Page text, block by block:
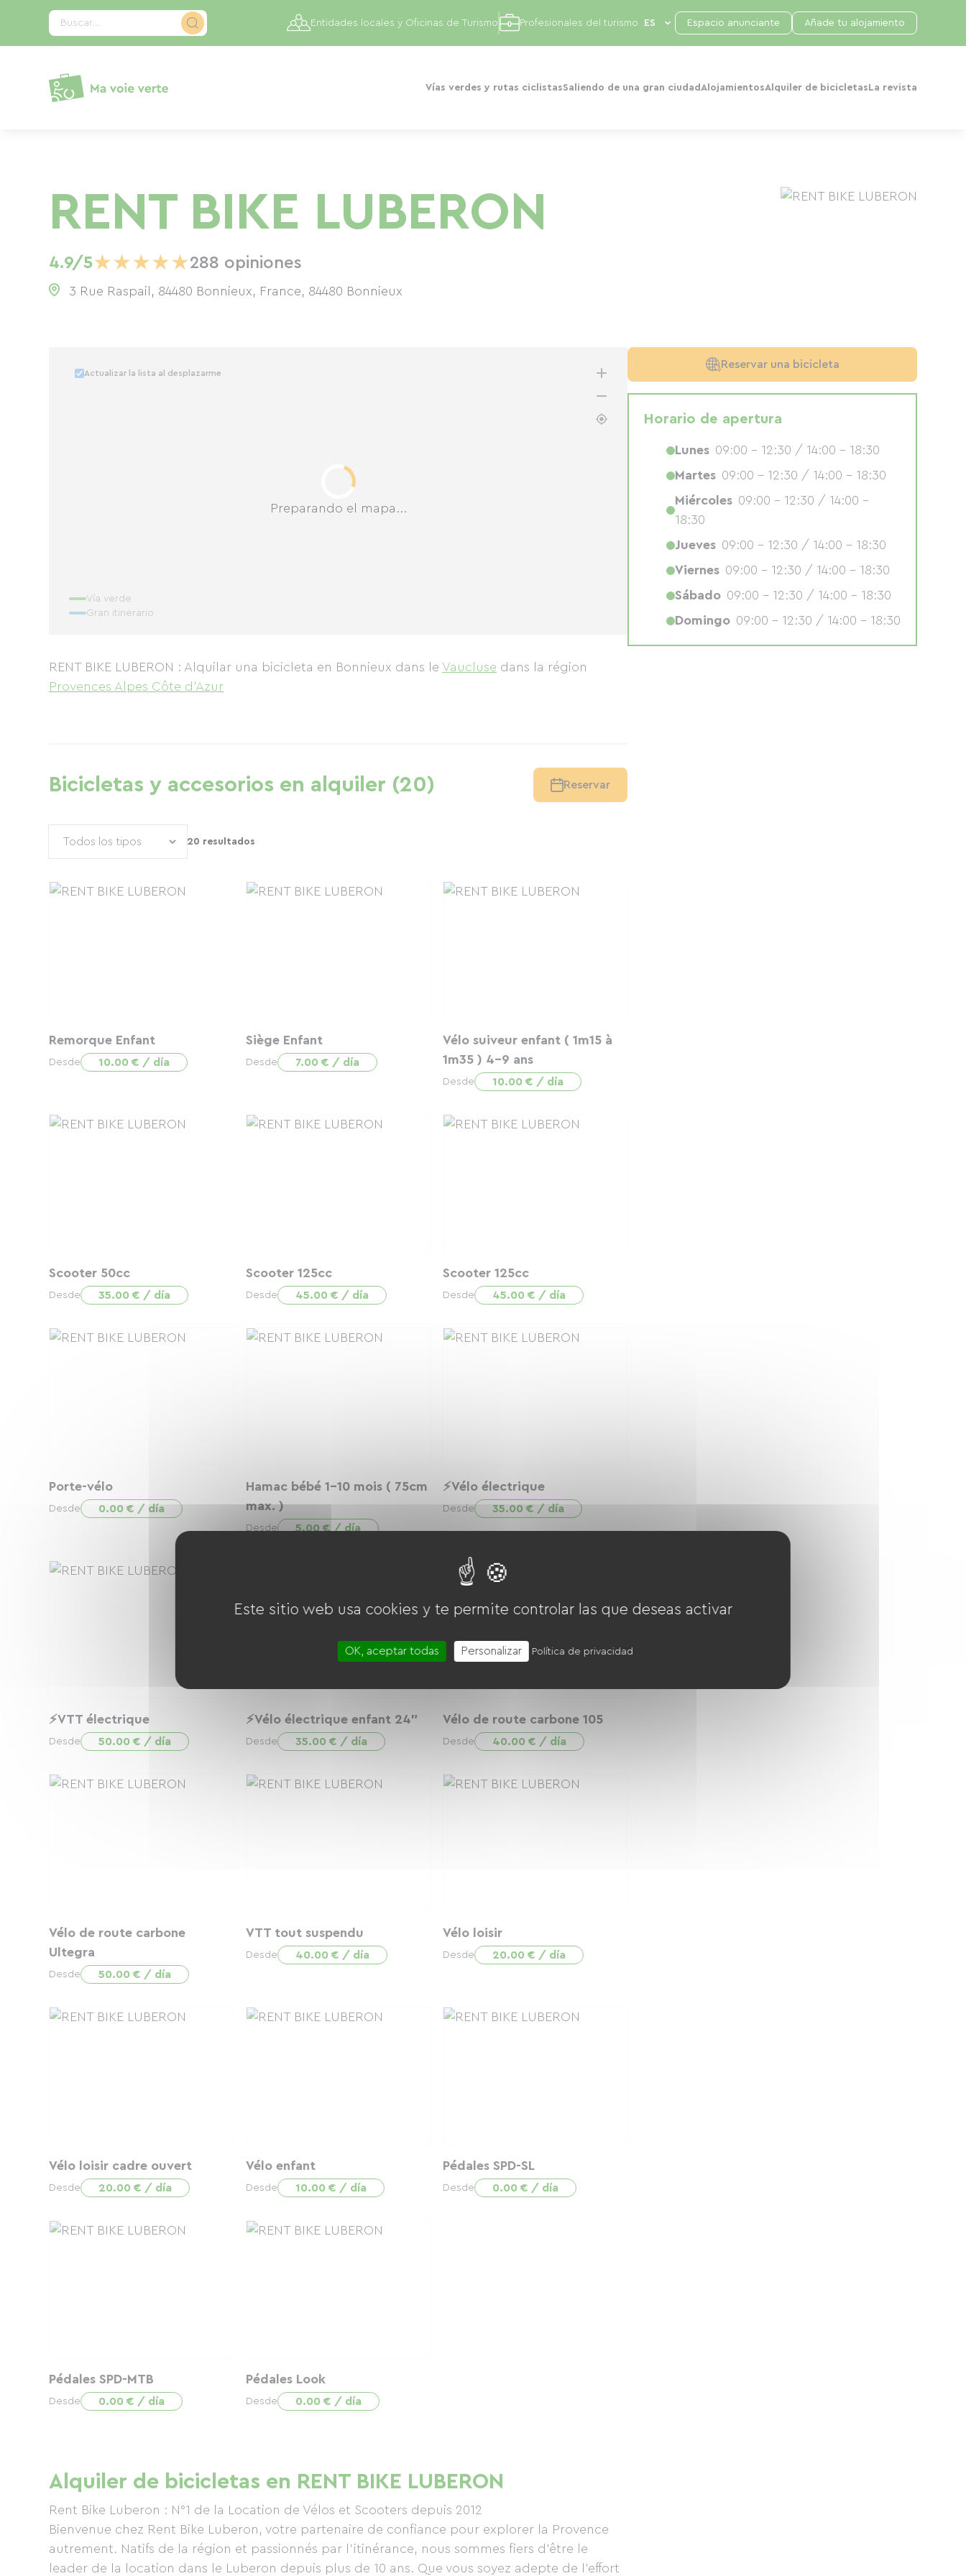
Buscar...
Vías verdes y rutas ciclistasSaliendo de una gran ciudad AlojamientosAlquiler de bicicletas La revista
Entidades locales y Oficinas de Turismo Profesionales del turismo Espacio anunciante Añade tu alojamiento
RENT BIKE LUBERON
4.9/5★★★★★288 opiniones
3 Rue Raspail, 84480 Bonnieux, France, 84480 Bonnieux
Preparando el mapa...
Actualizar la lista al desplazarme
Vía verde
Gran itinerario
RENT BIKE LUBERON : Alquilar una bicicleta en Bonnieux dans le Vaucluse dans la région
Provences Alpes Côte d'Azur
Bicicletas y accesorios en alquiler (20) Reservar
20 resultados
Remorque Enfant
Desde 10.00 € / día
Siège Enfant
Desde 7.00 € / día
Vélo suiveur enfant ( 1m15 à
1m35 ) 4-9 ans
Desde 10.00 € / día
Scooter 50cc
Desde 35.00 € / día
Scooter 125cc
Desde 45.00 € / día
Scooter 125cc
Desde 45.00 € / día
Porte-vélo
Desde 0.00 € / día
Hamac bébé 1-10 mois ( 75cm
max. )
Desde 5.00 € / día
⚡Vélo électrique
Desde 35.00 € / día
⚡VTT électrique
Desde 50.00 € / día
⚡Vélo électrique enfant 24"
Desde 35.00 € / día
Vélo de route carbone 105
Desde 40.00 € / día
Vélo de route carbone
Ultegra
Desde 50.00 € / día
VTT tout suspendu
Desde 40.00 € / día
Vélo loisir
Desde 20.00 € / día
Vélo loisir cadre ouvert
Desde 20.00 € / día
Vélo enfant
Desde 10.00 € / día
Pédales SPD-SL
Desde 0.00 € / día
Pédales SPD-MTB
Desde 0.00 € / día
Pédales Look
Desde 0.00 € / día
Alquiler de bicicletas en RENT BIKE LUBERON
Rent Bike Luberon : N°1 de la Location de Vélos et Scooters depuis 2012
Bienvenue chez Rent Bike Luberon, votre partenaire de confiance pour explorer la Provence
autrement. Natifs de la région et passionnés par l'itinérance, nous sommes fiers d'être le
leader de la location dans le Luberon depuis plus de 10 ans. Que vous soyez adepte de l'effort
Reservar una bicicleta
Horario de apertura
Lunes 09:00 - 12:30 / 14:00 - 18:30
Martes 09:00 - 12:30 / 14:00 - 18:30
Miércoles 09:00 - 12:30 / 14:00 -
18:30
Jueves 09:00 - 12:30 / 14:00 - 18:30
Viernes 09:00 - 12:30 / 14:00 - 18:30
Sábado 09:00 - 12:30 / 14:00 - 18:30
Domingo 09:00 - 12:30 / 14:00 - 18:30
Panel de gestión de cookies
Este sitio web usa cookies y te permite controlar las que deseas activar
OK, aceptar todas Personalizar Política de privacidad